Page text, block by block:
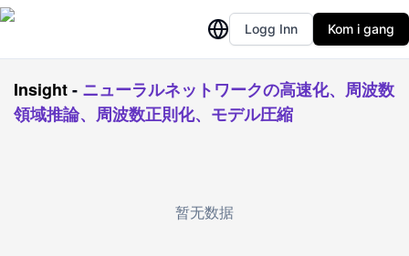
Logg Inn Kom i gang
Insight- ニューラルネットワークの高速化、周波数
領域推論、周波数正則化、モデル圧縮
暂无数据